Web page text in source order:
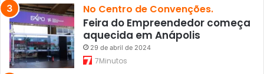
No Centro de Convenções.
Feira do Empreendedor começa
aquecida em Anápolis
29 de abril de 2024
7Minutos